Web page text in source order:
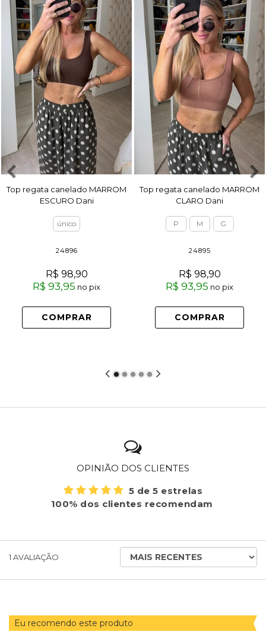
Top regata canelado MARROM
ESCURO Dani
único
24896
R$ 98,90
R$ 93,95 no pix
COMPRAR
Top regata canelado MARROM
CLARO Dani
P M G
24895
R$ 98,90
R$ 93,95 no pix
COMPRAR
OPINIÃO DOS CLIENTES
5 de 5 estrelas
100% dos clientes recomendam
1 AVALIAÇÃO
ORDENAR
AVALIAÇÕES
Eu recomendo este produto